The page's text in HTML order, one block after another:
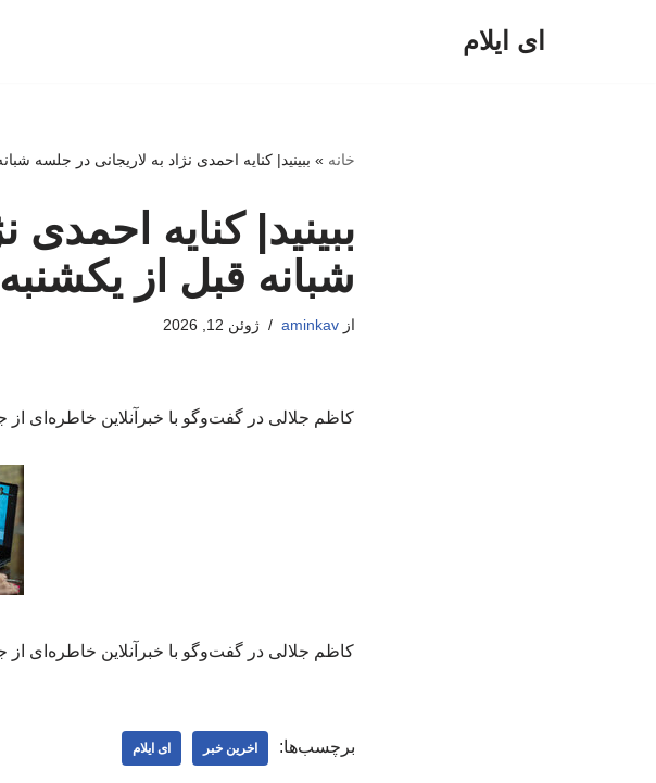
ای ایلام
خانه » ببینید| کنایه احمدی نژاد به لاریجانی در جلسه
ببینید| کنایه
شبانه قبل از
ازaminkav ژوئن 12, 2026
کاظم جلالی در گفت‌وگو با خبرآنلاین خاطره‌ای
کاظم جلالی در گفت‌وگو با خبرآنلاین خاطره‌ای
برچسب‌ها: اخرین خبر ای ایلام